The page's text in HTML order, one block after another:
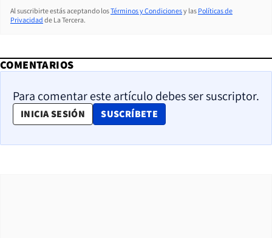
Al suscribirte estás aceptando losTérminos y Condicionesy las Políticas de
Privacidad de La Tercera.
COMENTARIOS
Para comentar este artículo debes ser suscriptor.
INICIA SESIÓN SUSCRÍBETE
OPENS IN NEW WINDOW